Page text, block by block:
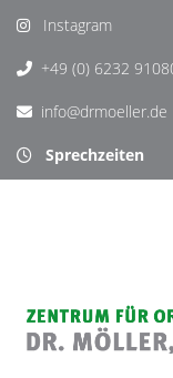
Instagram
+49 (0) 6232
info@drmoeller.de
Sprechzeiten